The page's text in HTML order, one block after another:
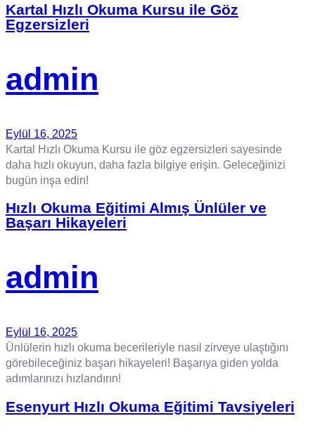
Kartal Hızlı Okuma Kursu ile Göz
Egzersizleri
admin
Eylül 16, 2025
Kartal Hızlı Okuma Kursu ile göz egzersizleri sayesinde
daha hızlı okuyun, daha fazla bilgiye erişin. Geleceğinizi
bugün inşa edin!
Hızlı Okuma Eğitimi Almış Ünlüler ve
Başarı Hikayeleri
admin
Eylül 16, 2025
Ünlülerin hızlı okuma becerileriyle nasıl zirveye ulaştığını
görebileceğiniz başarı hikayeleri! Başarıya giden yolda
adımlarınızı hızlandırın!
Esenyurt Hızlı Okuma Eğitimi Tavsiyeleri